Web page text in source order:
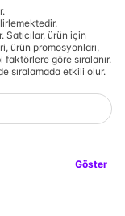
Satıcılar, ürün için
ürün promosyonları,
göre sıralanır.
sıralamada etkili olur.
Göster